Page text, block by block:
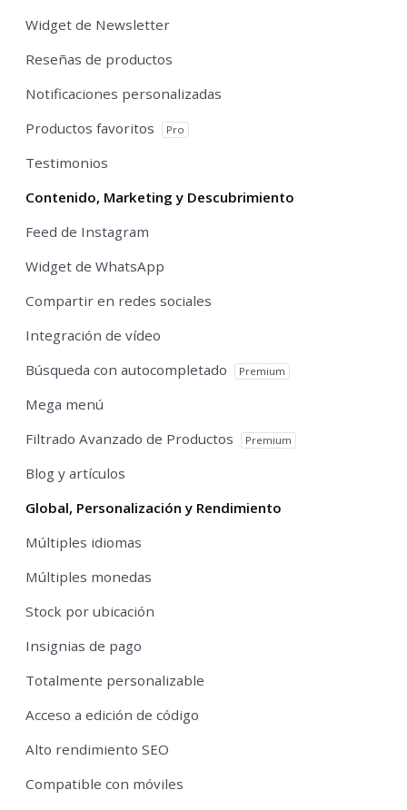
Widget de Newsletter
Reseñas de productos
Notificaciones personalizadas
Productos favoritos
Pro
Testimonios
Contenido, Marketing y Descubrimiento
Feed de Instagram
Widget de WhatsApp
Compartir en redes sociales
Integración de vídeo
Búsqueda con autocompletado
Premium
Mega menú
Filtrado Avanzado de Productos
Premium
Blog y artículos
Global, Personalización y Rendimiento
Múltiples idiomas
Múltiples monedas
Stock por ubicación
Insignias de pago
Totalmente personalizable
Acceso a edición de código
Alto rendimiento SEO
Compatible con móviles